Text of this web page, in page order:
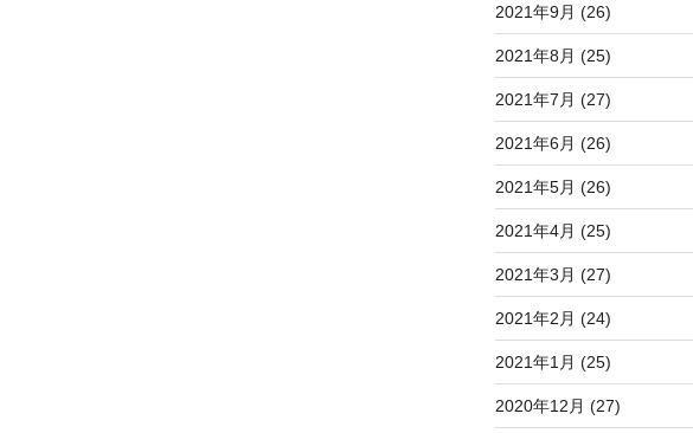
2021年9月 (26)
2021年8月 (25)
2021年7月 (27)
2021年6月 (26)
2021年5月 (26)
2021年4月 (25)
2021年3月 (27)
2021年2月 (24)
2021年1月 (25)
2020年12月 (27)